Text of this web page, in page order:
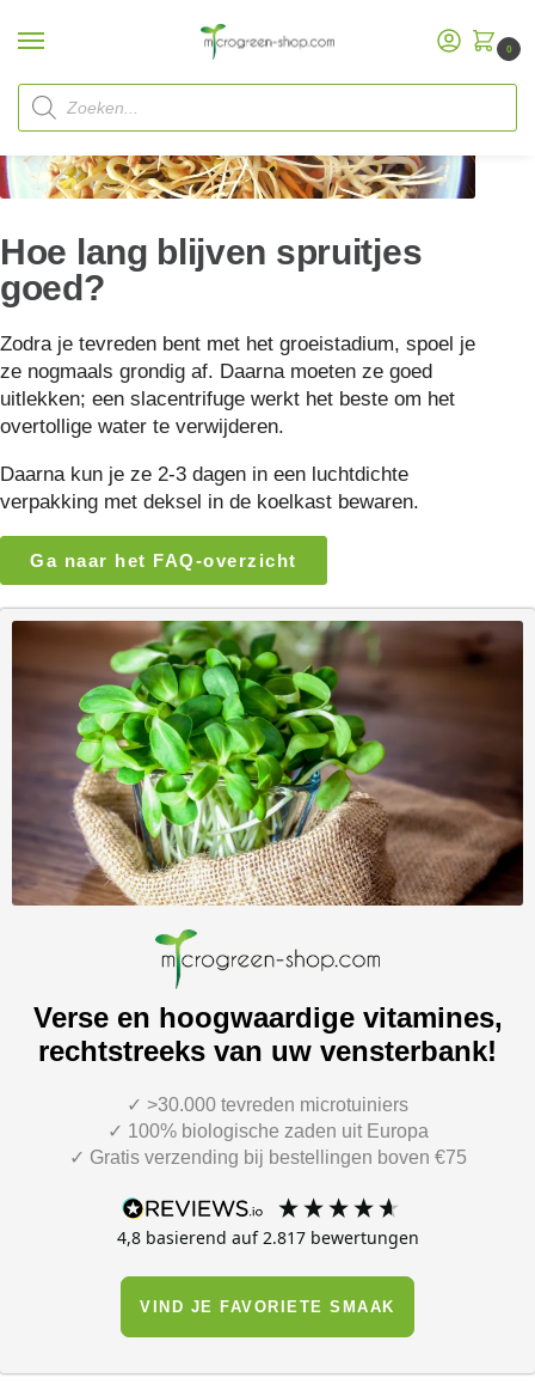
0
Startpagina / Veelgestelde vragen
Hoe lang blijven spruitjes
goed?
Zodra je tevreden bent met het groeistadium, spoel je
ze nogmaals grondig af. Daarna moeten ze goed
uitlekken; een slacentrifuge werkt het beste om het
overtollige water te verwijderen.
Daarna kun je ze 2-3 dagen in een luchtdichte
verpakking met deksel in de koelkast bewaren.
Ga naar het FAQ-overzicht
Verse en hoogwaardige vitamines,
rechtstreeks van uw vensterbank!
✓ >30.000 tevreden microtuiniers
✓ 100% biologische zaden uit Europa
✓ Gratis verzending bij bestellingen boven €75
4,8 basierend auf2.817bewertungen
VIND JE FAVORIETE SMAAK